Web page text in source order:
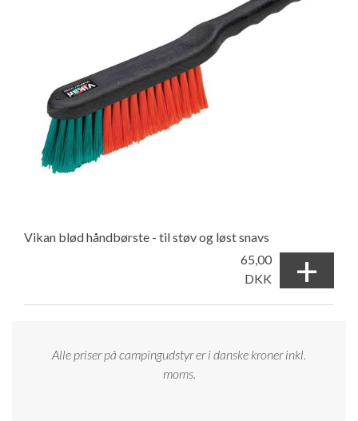
Vikan blød håndbørste - til støv og løst snavs
65,00
DKK
+
Alle priser på campingudstyr er i danske kroner inkl.
moms.